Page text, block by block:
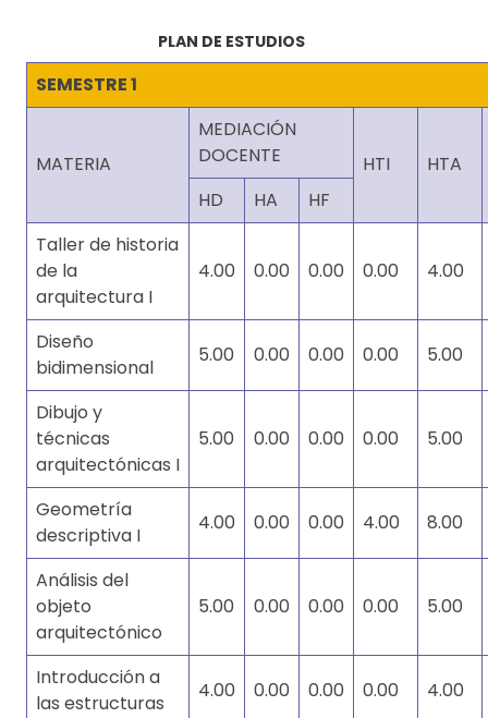
PLAN DE ESTUDIOS
SEMESTRE 1
MATERIA
MEDIACIÓN
DOCENTE
HTI
HTA
HD
HA
HF
Taller de historia
de la
arquitectura I
4.00 0.00 0.00 0.00 4.00
Diseño
bidimensional
5.00 0.00 0.00 0.00 5.00
Dibujo y
técnicas
arquitectónicas I
5.00 0.00 0.00 0.00 5.00
Geometría
descriptiva I
4.00 0.00 0.00 4.00 8.00
Análisis del
objeto
arquitectónico
5.00 0.00 0.00 0.00 5.00
Introducción a
las estructuras
4.00 0.00 0.00 0.00 4.00